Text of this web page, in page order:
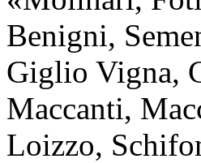
Benigni,
Giglio Vigna,
Maccanti,
Loizzo,